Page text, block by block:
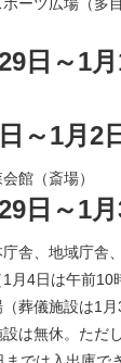
日～1月
～1月2
館（斎場）
日～1月
庁舎、地域庁舎
1月4日は午前10
（葬儀施設は1月
は無休。ただ